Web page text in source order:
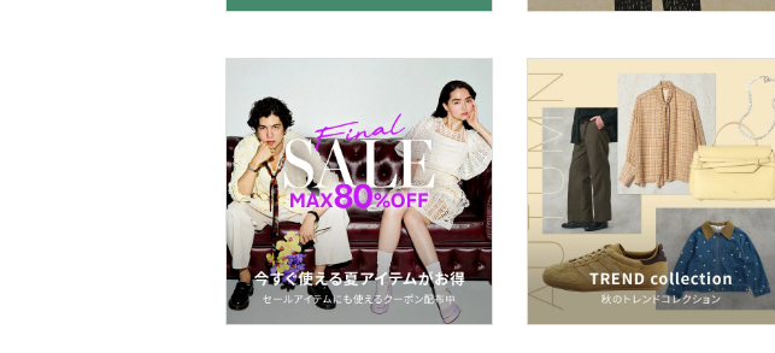
ー用品
スーツ・フォーマル
水着・スイムグッズ
着物・浴衣・和装小物